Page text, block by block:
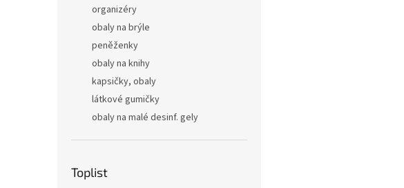
organizéry
obaly na brýle
peněženky
obaly na knihy
kapsičky, obaly
látkové gumičky
obaly na malé desinf. gely
Toplist